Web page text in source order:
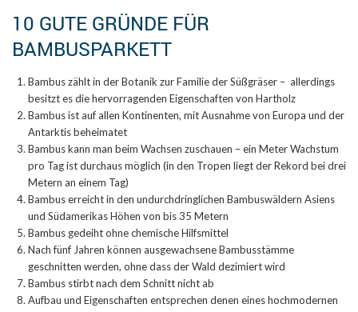
10 GUTE GRÜNDE FÜR
BAMBUSPARKETT
Bambus zählt in der Botanik zur Familie der Süßgräser – allerdings
besitzt es die hervorragenden Eigenschaften von Hartholz
Bambus ist auf allen Kontinenten, mit Ausnahme von Europa und der
Antarktis beheimatet
Bambus kann man beim Wachsen zuschauen – ein Meter Wachstum
pro Tag ist durchaus möglich (in den Tropen liegt der Rekord bei drei
Metern an einem Tag)
Bambus erreicht in den undurchdringlichen Bambuswäldern Asiens
und Südamerikas Höhen von bis 35 Metern
Bambus gedeiht ohne chemische Hilfsmittel
Nach fünf Jahren können ausgewachsene Bambusstämme
geschnitten werden, ohne dass der Wald dezimiert wird
Bambus stirbt nach dem Schnitt nicht ab
Aufbau und Eigenschaften entsprechen denen eines hochmodernen